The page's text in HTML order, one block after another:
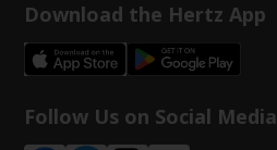
Download the Hertz App
Follow Us on Social Media